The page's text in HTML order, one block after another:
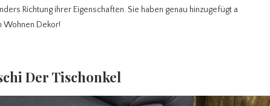
Richtung ihrer Eigenschaften. Sie haben genau hinzugefügt a
Wohnen Dekor!
Der Tischonkel